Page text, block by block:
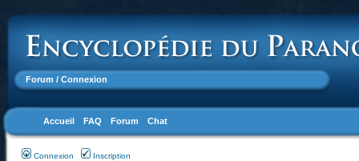
Forum / Connexion
Accueil FAQ Forum Chat
Connexion Inscription